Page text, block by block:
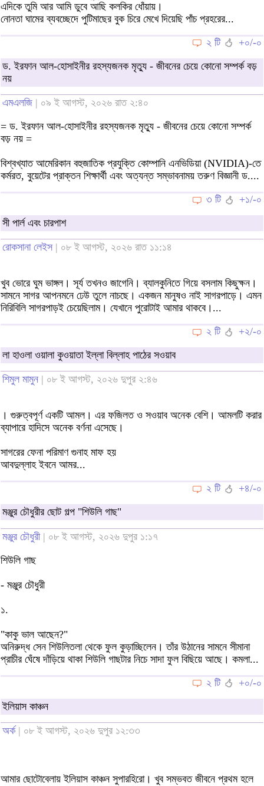
এদিকে তুমি আর আমি ডুবে আছি কলকির ধোঁয়ায়।
নোনতা ঘামের ব্যবচ্ছেদে পুটিমাছের বুক চিরে মেখে দিয়েছি পাঁচ প্রহরের...
২ টি
+০/-০
ড. ইরফান আল-হোসাইনীর রহস্যজনক মৃত্যু - জীবনের চেয়ে কোনো সম্পর্ক বড়
নয়
এমএলজি | ০৯ ই আগস্ট, ২০২৬ রাত ২:৪০
= ড. ইরফান আল-হোসাইনীর রহস্যজনক মৃত্যু - জীবনের চেয়ে কোনো সম্পর্ক
বড় নয় =
বিশ্বখ্যাত আমেরিকান বহুজাতিক প্রযুক্তি কোম্পানি এনভিডিয়া (NVIDIA)-তে
কর্মরত, বুয়েটের প্রাক্তন শিক্ষার্থী এবং অত্যন্ত সম্ভাবনাময় তরুণ বিজ্ঞানী ড....
৩ টি
+১/-০
সী পার্ল এবং চারপাশ
রোকসানা লেইস | ০৮ ই আগস্ট, ২০২৬ রাত ১১:১৪
খুব ভোরে ঘুম ভাঙ্গল। সূর্য তখনও জাগেনি। ব্যালকুনিতে গিয়ে বসলাম কিছুক্ষন।
সামনে সাগর আপনমনে ঢেউ তুলে নাচছে। একজন মানুষও নাই সাগরপাড়ে। এমন
নিরিবিলি সাগরপাড়ই চেয়েছিলাম। যেখানে পুরোটাই আমার থাকবে।...
২ টি
+২/-০
লা হাওলা ওয়ালা কুওয়াতা ইল্লা বিল্লাহ পাঠের সওয়াব
শিমুল মামুন | ০৮ ই আগস্ট, ২০২৬ দুপুর ২:৪৬
। গুরুত্বপূর্ণ একটি আমল। এর ফজিলত ও সওয়াব অনেক বেশি। আমলটি করার
ব্যাপারে হাদিসে অনেক বর্ণনা এসেছে।
সাগরের ফেনা পরিমাণ গুনাহ মাফ হয়
আবদুল্লাহ ইবনে আমর...
২ টি
+৪/-০
মঞ্জুর চৌধুরীর ছোট গল্প "শিউলি গাছ"
মঞ্জুর চৌধুরী| ০৮ ই আগস্ট, ২০২৬ দুপুর ১:১৭
শিউলি গাছ
- মঞ্জুর চৌধুরী
১.
"কাকু ভাল আছেন?"
অনিরুদ্ধ সেন শিউলিতলা থেকে ফুল কুড়াচ্ছিলেন। তাঁর উঠানের সামনে সীমানা
প্রাচীর ঘেঁষে দাঁড়িয়ে থাকা শিউলি গাছটার নিচে সাদা ফুল বিছিয়ে আছে। কমলা...
২ টি
+০/-০
ইলিয়াস কাঞ্চন
অর্ক| ০৮ ই আগস্ট, ২০২৬ দুপুর ১২:৩৩
আমার ছোটোবেলায় ইলিয়াস কাঞ্চন সুপারহিরো। খুব সম্ভবত জীবনে প্রথম হলে